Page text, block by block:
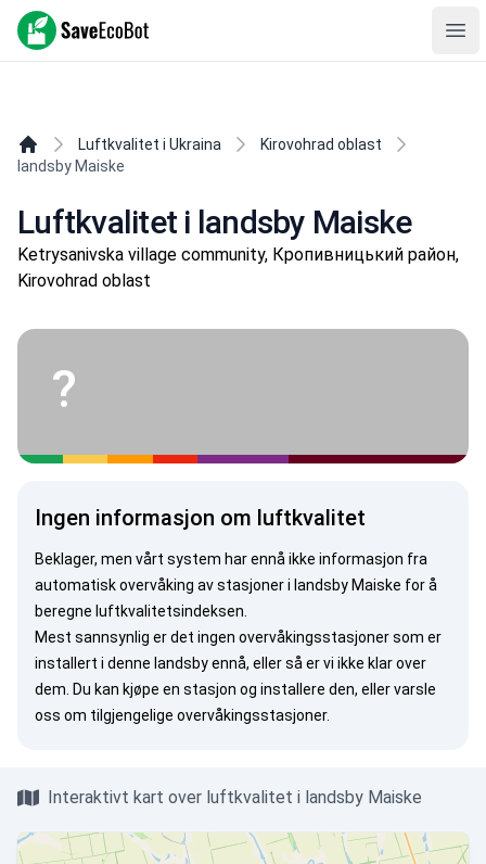
SaveEcoBot
Luftkvalitet i Ukraina
Kirovohrad oblast
landsby Maiske
Luftkvalitet i landsby Maiske
Ketrysanivska village community, Кропивницький район,
Kirovohrad oblast
?
Ingen informasjon om luftkvalitet
Beklager, men vårt system har ennå ikke informasjon fra
automatisk overvåking av stasjoner i landsby Maiske for å
beregne luftkvalitetsindeksen.
Mest sannsynlig er det ingen overvåkingsstasjoner som er
installert i denne landsby ennå, eller så er vi ikke klar over
dem. Du kan kjøpe en stasjon og installere den, ellervarsle
oss om tilgjengelige overvåkingsstasjoner.
Interaktivt kart over luftkvalitet i landsby Maiske